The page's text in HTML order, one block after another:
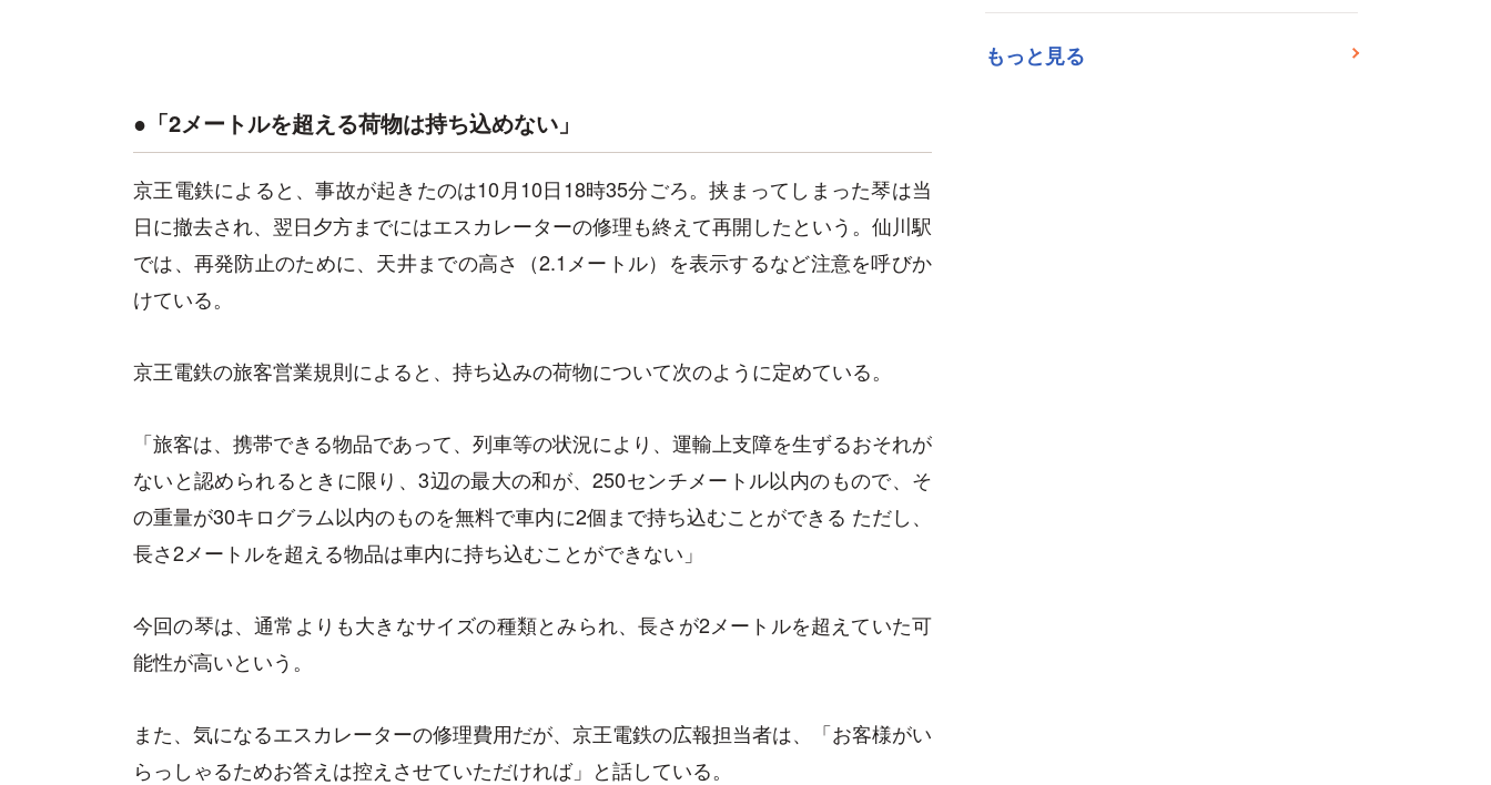
●「2メートルを超える荷物は持ち込めない」
京王電鉄によると、事故が起きたのは10月10日18時35分ごろ。挟まってしまった琴は当
日に撤去され、翌日夕方までにはエスカレーターの修理も終えて再開したという。仙川駅
では、再発防止のために、天井までの高さ（2.1メートル）を表示するなど注意を呼びか
けている。
京王電鉄の旅客営業規則によると、持ち込みの荷物について次のように定めている。
「旅客は、携帯できる物品であって、列車等の状況により、運輸上支障を生ずるおそれが
ないと認められるときに限り、3辺の最大の和が、250センチメートル以内のもので、そ
の重量が30キログラム以内のものを無料で車内に2個まで持ち込むことができる ただし、
長さ2メートルを超える物品は車内に持ち込むことができない」
今回の琴は、通常よりも大きなサイズの種類とみられ、長さが2メートルを超えていた可
能性が高いという。
また、気になるエスカレーターの修理費用だが、京王電鉄の広報担当者は、「お客様がい
らっしゃるためお答えは控えさせていただければ」と話している。
もっと見る